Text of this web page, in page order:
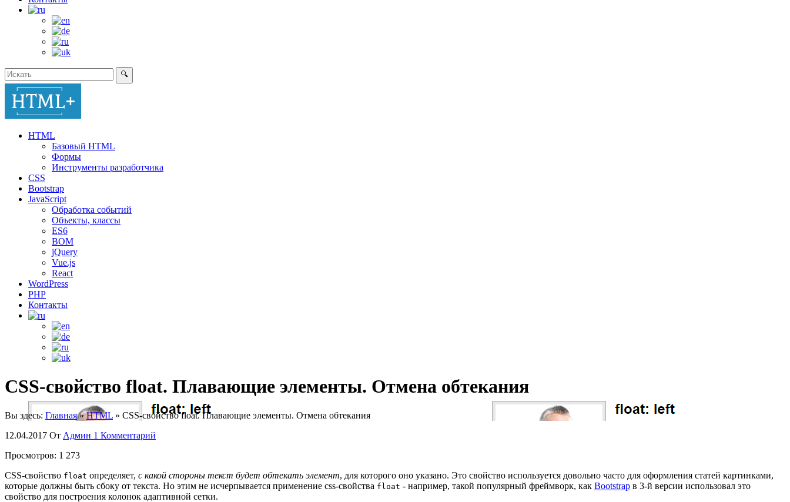
🔍
HTML
Базовый HTML
Формы
Инструменты разработчика
CSS
Bootstrap
JavaScript
Обработка событий
Объекты, классы
ES6
BOM
jQuery
Vue.js
React
WordPress
PHP
Контакты
CSS-свойство float. Плавающие элементы. Отмена обтекания
Вы здесь: Главная»HTML » CSS-свойство float. Плавающие элементы. Отмена обтекания
12.04.2017 От Админ 1 Комментарий
Просмотров: 1 273
CSS-свойство float определяет, с какой стороны текст будет обтекать элемент, для которого оно указано. Это свойство используется довольно часто для оформления статей картинками,
которые должны быть сбоку от текста. Но этим не исчерпывается применение css-свойства float - например, такой популярный фреймворк, как Bootstrap в 3-й версии использовал это
свойство для построения колонок адаптивной сетки.